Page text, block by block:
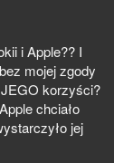
i Apple?? I
mojej zgody
korzyści?
chciało
jej